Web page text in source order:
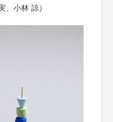
、小林 諒）